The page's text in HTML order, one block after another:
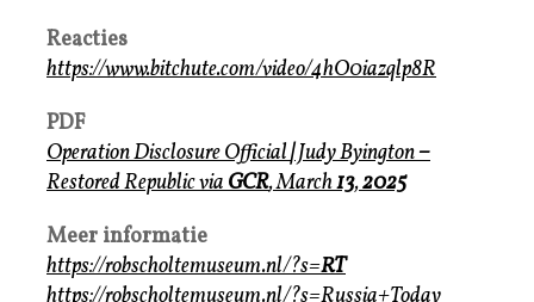
Reacties
https://www.bitchute.com/video/4hO0iazqlp8R
PDF
Operation Disclosure Official|Judy Byington–
Restored Republic viaGCR, March13,2025
Meer informatie
https://robscholtemuseum.nl/?s=RT